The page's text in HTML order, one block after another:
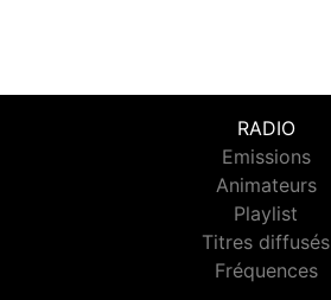
RADIO
Emissions
Animateurs
Playlist
Titres diffusés
Fréquences